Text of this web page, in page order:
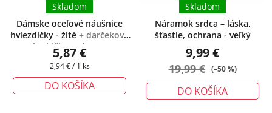
Dámske oceľové náušnice
hviezdičky - žlté + darčeková
krabička zadarmo
Skladom
5,87 €
Jednotková
cena:
2,94 € / 1 ks
DO KOŠÍKA
Náramok srdca – láska,
šťastie, ochrana - veľký
Skladom
9,99 €
19,99 € (–50 %)
DO KOŠÍKA